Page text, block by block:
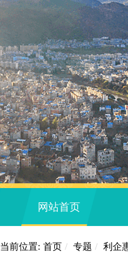
网站首页
当前位置: 首页 / 专题 / 利企